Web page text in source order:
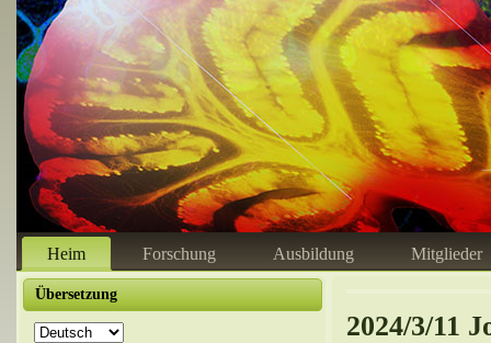
Heim Forschung Ausbildung Mitglieder
Übersetzung
2024/3/11